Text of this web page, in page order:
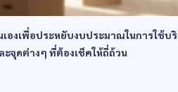
องเพื่อประหยับงบประมาณในการใช้บ
จุดต่างๆ ที่ต้องเช็คให้ถี่ถ้วน